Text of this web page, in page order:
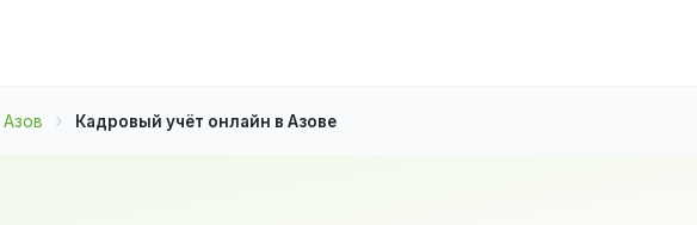
Азов Кадровый учёт онлайн в Азове